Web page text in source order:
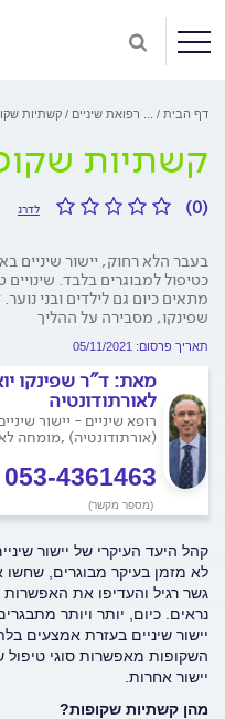
דף הבית רפואת שיניים קשתיות
קשתיות
(0) לדרג
בעבר הלא רחוק, יישור
כטיפול למבוגרים בלבד. שינויים
מתאים כיום גם לילדים ובני
שפינקו, מסבירה על ההליך
תאריך פרסום: 05/11/2021
מאת: ד"ר שפינקו
לאורתודונטיה
רופא שיניים - יישור
(אורתודונטיה) ,מומחה
053-4361463
(מספר מקשר)
קהל היעד העיקרי של יישור
לא מזמן בעיקר מבוגרים,
גשר רגיל והעדיפו את
נראים. כיום, יותר ויותר
יישור שיניים בעזרת אמצעים
השקופות מאפשרות סוגי
יישור אחרות.
מהן קשתיות שקופות?